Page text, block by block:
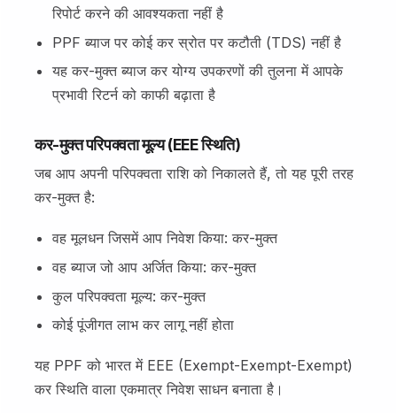
रिपोर्ट करने की आवश्यकता नहीं है
PPF ब्याज पर कोई कर स्रोत पर कटौती (TDS) नहीं है
यह कर-मुक्त ब्याज कर योग्य उपकरणों की तुलना में आपके
प्रभावी रिटर्न को काफी बढ़ाता है
कर-मुक्त परिपक्वता मूल्य (EEE स्थिति)
जब आप अपनी परिपक्वता राशि को निकालते हैं, तो यह पूरी तरह
कर-मुक्त है:
वह मूलधन जिसमें आप निवेश किया: कर-मुक्त
वह ब्याज जो आप अर्जित किया: कर-मुक्त
कुल परिपक्वता मूल्य: कर-मुक्त
कोई पूंजीगत लाभ कर लागू नहीं होता
यह PPF को भारत में EEE (Exempt-Exempt-Exempt)
कर स्थिति वाला एकमात्र निवेश साधन बनाता है।